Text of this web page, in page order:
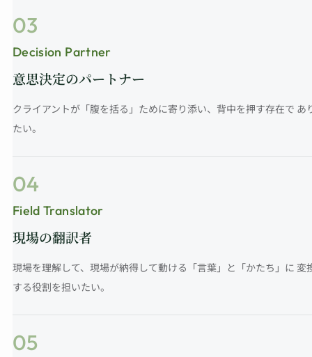
03
Decision Partner
意思決定のパートナー
クライアントが「腹を括る」ために寄り添い、背中を押す存在で あ
たい。
04
Field Translator
現場の翻訳者
現場を理解して、現場が納得して動ける「言葉」と「かたち」に 変
する役割を担いたい。
05